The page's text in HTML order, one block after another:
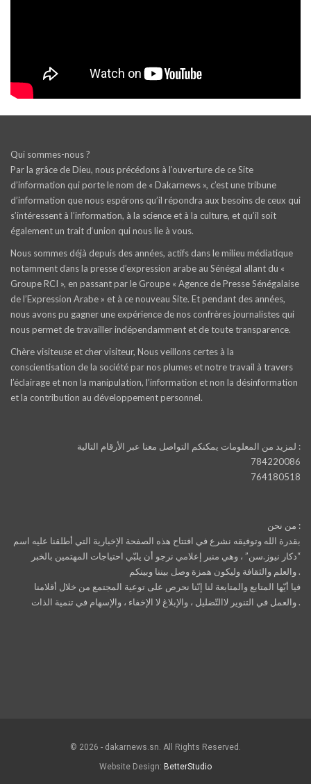
Qui sommes-nous ?
Par la grâce de Dieu, nous précédons à l’ouverture de ce Site
d’information qui porte le nom de « Dakarnews », c’est une tribune
d’information que nous espérons qu’il répondra aux besoins de ceux qui
s’intéressent à l’information, à la science et à la culture, et qu’il soit
également un trait d‘union qui nous lie à vous.
Nous sommes déjà depuis des années, actifs dans le milieu médiatique
notamment dans la presse d’expression arabe au Sénégal allant du «
Groupe RCI », en passant par le Groupe « Agence de Presse Sénégalaise
de l’Expression Arabe » et à ce nouveau Site. Et pendant des années,
nous avons pu gagner une expérience de nos confrères journalistes qui
nous permet de travailler indépendamment et de toute transparence.
Chère visiteuse et cher visiteur, Nous veillons certes à la
conscientisation de la société par nos plumes et notre travail à travers
l’éclairage et non la manipulation, l’information et non la désinformation
et la contribution au développement personnel.
لمزيد من المعلومات يمكنكم التواصل معنا عبر الأرقام التالية :
784220086
764180518
من نحن :
بقدرة الله وتوفيقه نشرع في افتتاح هذه الصفحة الإخبارية التي أطلقنا عليه اسم
“دكار نيوز.سن” ، وهي منبر إعلامي نرجو أن يلبّي احتياجات المهتمين بالخبر
والعلم والثقافة وليكون همزة وصل بيننا وبينكم .
فيا أيّها المتابع والمتابعة لنا إنّنا نحرص على توعية المجتمع من خلال أقلامنا
والعمل في التنوير لاالتّضليل ، والإبلاغ لا الإخفاء ، والإسهام في تنمية الذات .
© 2026 - dakarnews.sn. All Rights Reserved.
Website Design: BetterStudio